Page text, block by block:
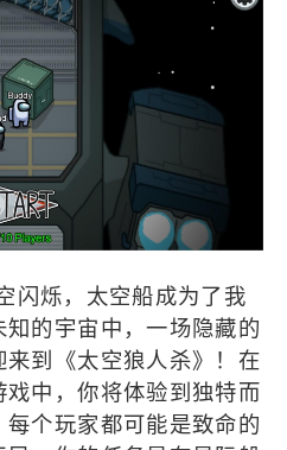
烁，太空船成为了我
的宇宙中，一场隐藏的
到《太空狼人杀》！在
中，你将体验到独特而
个玩家都可能是致命的